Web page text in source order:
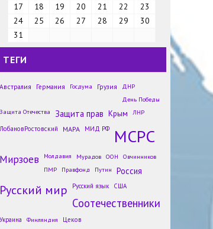
17
18 19 20 21 22
23
24
25 26 27 28 29
30
31
ТЕГИ
Австралия Германия Госдума Грузия
ДНР
День Победы
Защита Отечества Защита прав Крым
ЛНР
ЛобановРостовский
МАРА МИД РФ МСРС
Мирзоев Молдавия Мурадов ООН
Овчинников
ПМР
Правфонд Путин Россия
Русский мир Русский язык США
Соотечественники
Украина Финляндия Цеков
Послы русского языка
обсудили распространение
языка Пушкина в Киргизии
Россияне стали абсолютными
чемпионами олимпиады по ИИ в
Новости
Школьники в Абхазии учат
русский язык в рамках
программы «Мост дружбы»